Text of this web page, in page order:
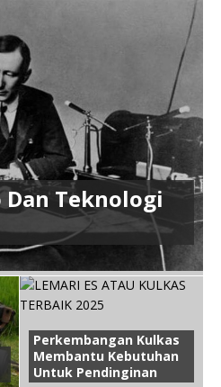
Dan Teknologi
Perkembangan Kulkas
Membantu Kebutuhan
Untuk Pendinginan